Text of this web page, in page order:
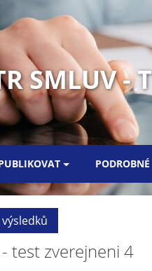
SMLUV -
test zverejneni 4